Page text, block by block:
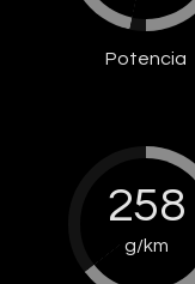
Potencia
258
g/km